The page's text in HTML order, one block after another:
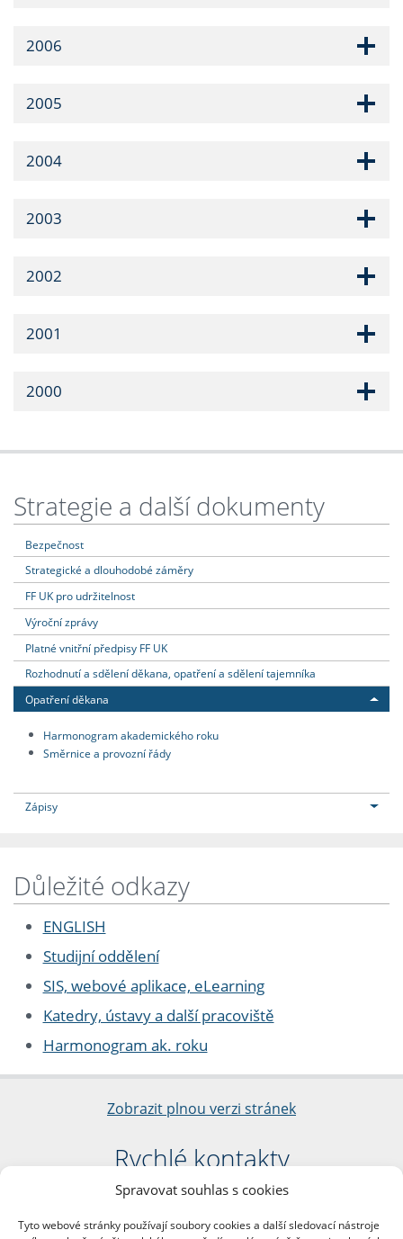
Spravovat souhlas s cookies
Tyto webové stránky používají soubory cookies a další sledovací nástroje
2006
2005
2004
2003
2002
2001
2000
Strategie a další dokumenty
Bezpečnost
Strategické a dlouhodobé záměry
FF UK pro udržitelnost
Výroční zprávy
Platné vnitřní předpisy FF UK
Rozhodnutí a sdělení děkana, opatření a sdělení tajemníka
Opatření děkana
Harmonogram akademického roku
Směrnice a provozní řády
Zápisy
Důležité odkazy
ENGLISH
Studijní oddělení
SIS, webové aplikace, eLearning
Katedry, ústavy a další pracoviště
Harmonogram ak. roku
Zobrazit plnou verzi stránek
Rychlé kontakty
Filozofická fakulta
nám. Jana Palacha 1/2